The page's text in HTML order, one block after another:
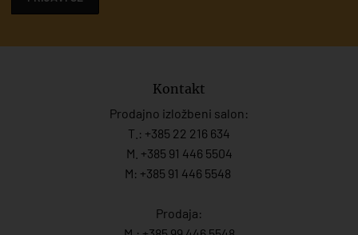
Kontakt
Prodajno izložbeni salon:
T.: +385 22 216 634
M. +385 91 446 5504
M: +385 91 446 5548
Prodaja: